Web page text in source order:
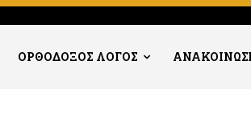
ΟΡΘΟΔΟΞΟΣ ΛΟΓΟΣ